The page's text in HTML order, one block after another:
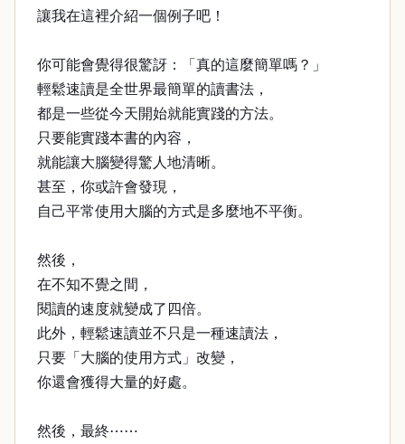
讓我在這裡介紹一個例子吧！
你可能會覺得很驚訝：「真的這麼簡單嗎？」
輕鬆速讀是全世界最簡單的讀書法，
都是一些從今天開始就能實踐的方法。
只要能實踐本書的內容，
就能讓大腦變得驚人地清晰。
甚至，你或許會發現，
自己平常使用大腦的方式是多麼地不平衡。
然後，
在不知不覺之間，
閱讀的速度就變成了四倍。
此外，輕鬆速讀並不只是一種速讀法，
只要「大腦的使用方式」改變，
你還會獲得大量的好處。
然後，最終⋯⋯